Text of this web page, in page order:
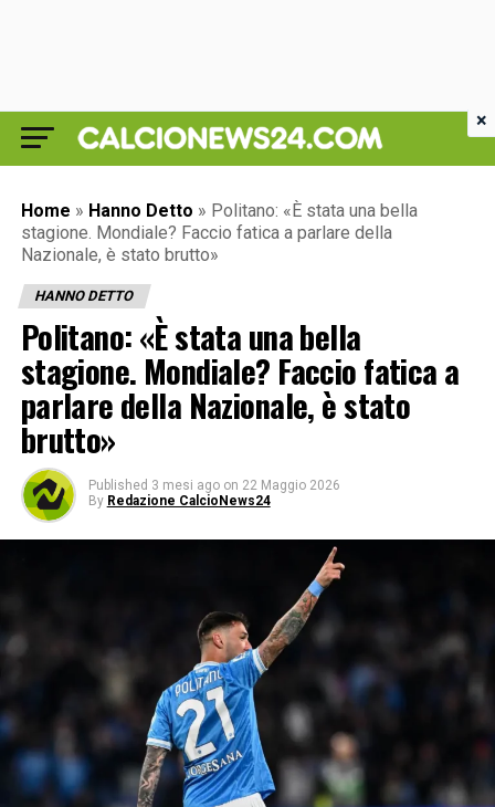
Home » Hanno Detto » Politano: «È stata una bella
stagione. Mondiale? Faccio fatica a parlare della
Nazionale, è stato brutto»
HANNO DETTO
Politano: «È stata una bella
stagione. Mondiale? Faccio fatica a
parlare della Nazionale, è stato
brutto»
Published 3 mesi ago on 22 Maggio 2026
By Redazione CalcioNews24
×